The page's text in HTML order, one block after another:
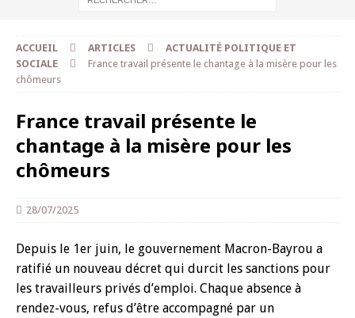
ACCUEIL ARTICLES
ACTUALITÉ POLITIQUE ET
SOCIALE
France travail présente le chantage à la misère pour les
chômeurs
France travail présente le
chantage à la misère pour les
chômeurs
28/07/2025
Depuis le 1er juin, le gouvernement Macron-Bayrou a
ratifié un nouveau décret qui durcit les sanctions pour
les travailleurs privés d’emploi. Chaque absence à
rendez-vous, refus d’être accompagné par un